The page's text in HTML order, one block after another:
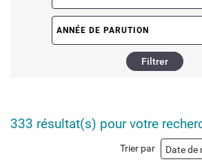
333 résultat(s) pour votre
Trier par